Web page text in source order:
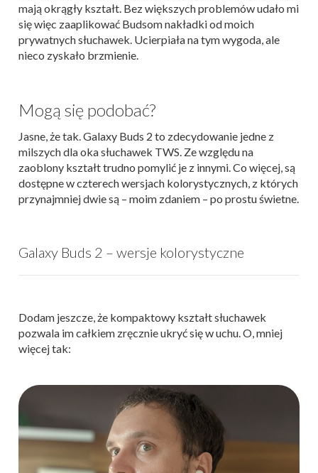
mają okrągły kształt. Bez większych problemów udało mi
się więc zaaplikować Budsom nakładki od moich
prywatnych słuchawek. Ucierpiała na tym wygoda, ale
nieco zyskało brzmienie.
Mogą się podobać?
Jasne, że tak. Galaxy Buds 2 to zdecydowanie jedne z
milszych dla oka słuchawek TWS. Ze względu na
zaoblony kształt trudno pomylić je z innymi. Co więcej, są
dostępne w czterech wersjach kolorystycznych, z których
przynajmniej dwie są – moim zdaniem – po prostu świetne.
Galaxy Buds 2 – wersje kolorystyczne
Dodam jeszcze, że kompaktowy kształt słuchawek
pozwala im całkiem zręcznie ukryć się w uchu. O, mniej
więcej tak: